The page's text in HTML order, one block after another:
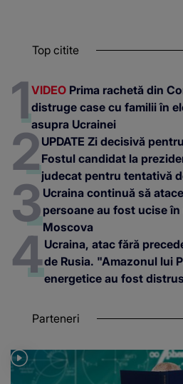
Top citite
VIDEO Prima rachetă din
distruge case cu familii în
asupra Ucrainei
UPDATE Zi decisivă
Fostul candidat la
judecat pentru tentativă
Ucraina continuă să
persoane au fost ucise
Moscova
Ucraina, atac fără
de Rusia. "Amazonul lui
energetice au fost
Parteneri